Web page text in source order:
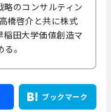
略のコンサルティン
橋啓介と共に株式
田大学価値創造マ
。
ブックマーク